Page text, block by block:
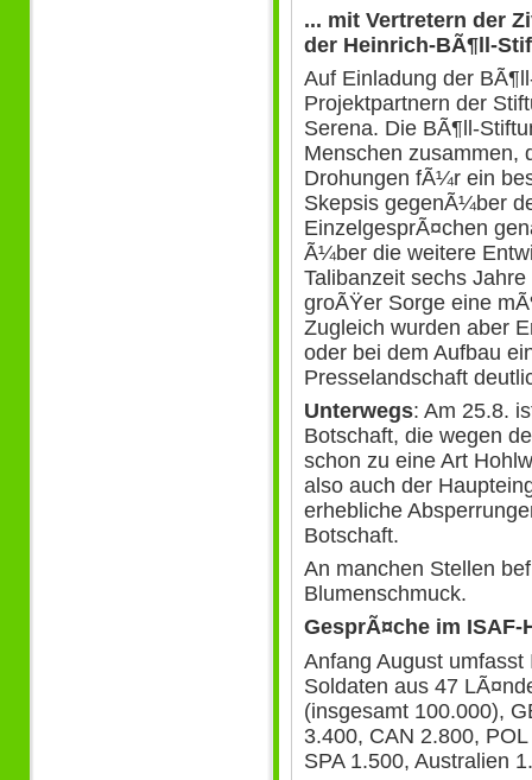
... mit Vertretern der
der Heinrich-BÃ¶ll-
Auf Einladung der
Projektpartnern der
Serena. Die BÃ¶ll-
Menschen zusammen,
Drohungen fÃ¼r ein
Skepsis gegenÃ¼ber
EinzelgesprÃ¤chen
Ã¼ber die weitere
Talibanzeit sechs
groÃŸer Sorge eine
Zugleich wurden aber
oder bei dem Aufbau
Presselandschaft
Unterwegs: Am 25.8.
Botschaft, die wegen
schon zu eine Art
also auch der
erhebliche
Botschaft.
An manchen Stellen
Blumenschmuck.
GesprÃ¤che im ISAF-
Anfang August
Soldaten aus 47
(insgesamt 100.000),
3.400, CAN 2.800,
SPA 1.500, Australien